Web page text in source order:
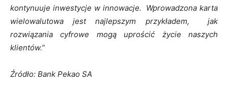
kontynuuje inwestycje w innowacje. Wprowadzona karta
wielowalutowa jest najlepszym przykładem, jak
rozwiązania cyfrowe mogą uprościć życie naszych
klientów.”
Źródło: Bank Pekao SA